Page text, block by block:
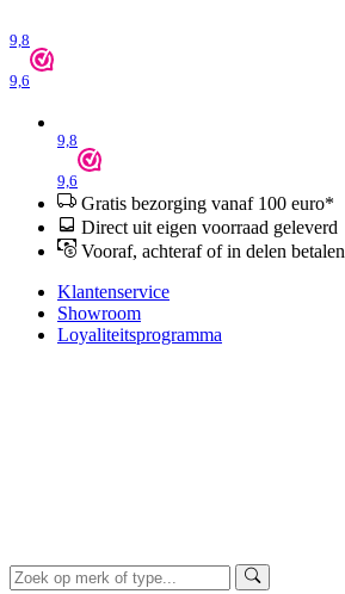
9,8
9,6
9,8
9,6
Gratis bezorging vanaf 100 euro*
Direct uit eigen voorraad geleverd
Vooraf, achteraf of in delen betalen
Klantenservice
Showroom
Loyaliteitsprogramma